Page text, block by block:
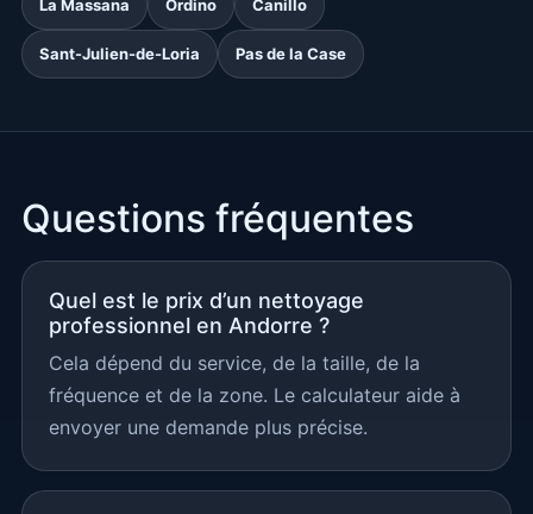
La Massana Ordino Canillo
Sant-Julien-de-Loria Pas de la Case
Questions fréquentes
Quel est le prix d’un nettoyage
professionnel en Andorre ?
Cela dépend du service, de la taille, de la
fréquence et de la zone. Le calculateur aide à
envoyer une demande plus précise.